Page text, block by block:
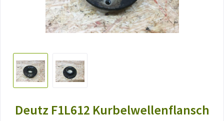
Deutz F1L612 Kurbelwellenflansch